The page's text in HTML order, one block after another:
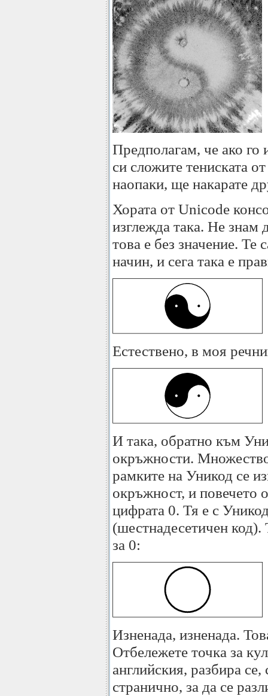
Предполагам, че ако го
си сложите тениската
наопаки, ще накарате
Хората от Unicode
изглежда така. Не знам
това е без значение. Те
начин, и сега така е
Естествено, в моя
И така, обратно към
окръжности.
рамките на Уникод се
окръжност, и повечето
цифрата 0. Тя е с
(шестнадесетичен
за 0:
Изненада, изненада.
Отбележете точка за
английския, разбира
странично, за да се